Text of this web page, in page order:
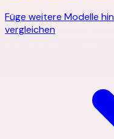
Füge weitere Modelle
vergleichen